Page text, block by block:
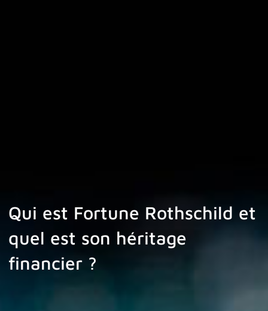
Qui est Fortune Rothschild et
quel est son héritage
financier ?